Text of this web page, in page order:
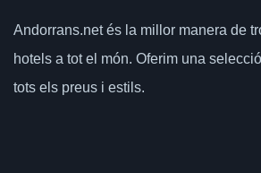
Andorrans.netés la millor manera de
hotels a tot el món. Oferim una
tots els preus i estils.